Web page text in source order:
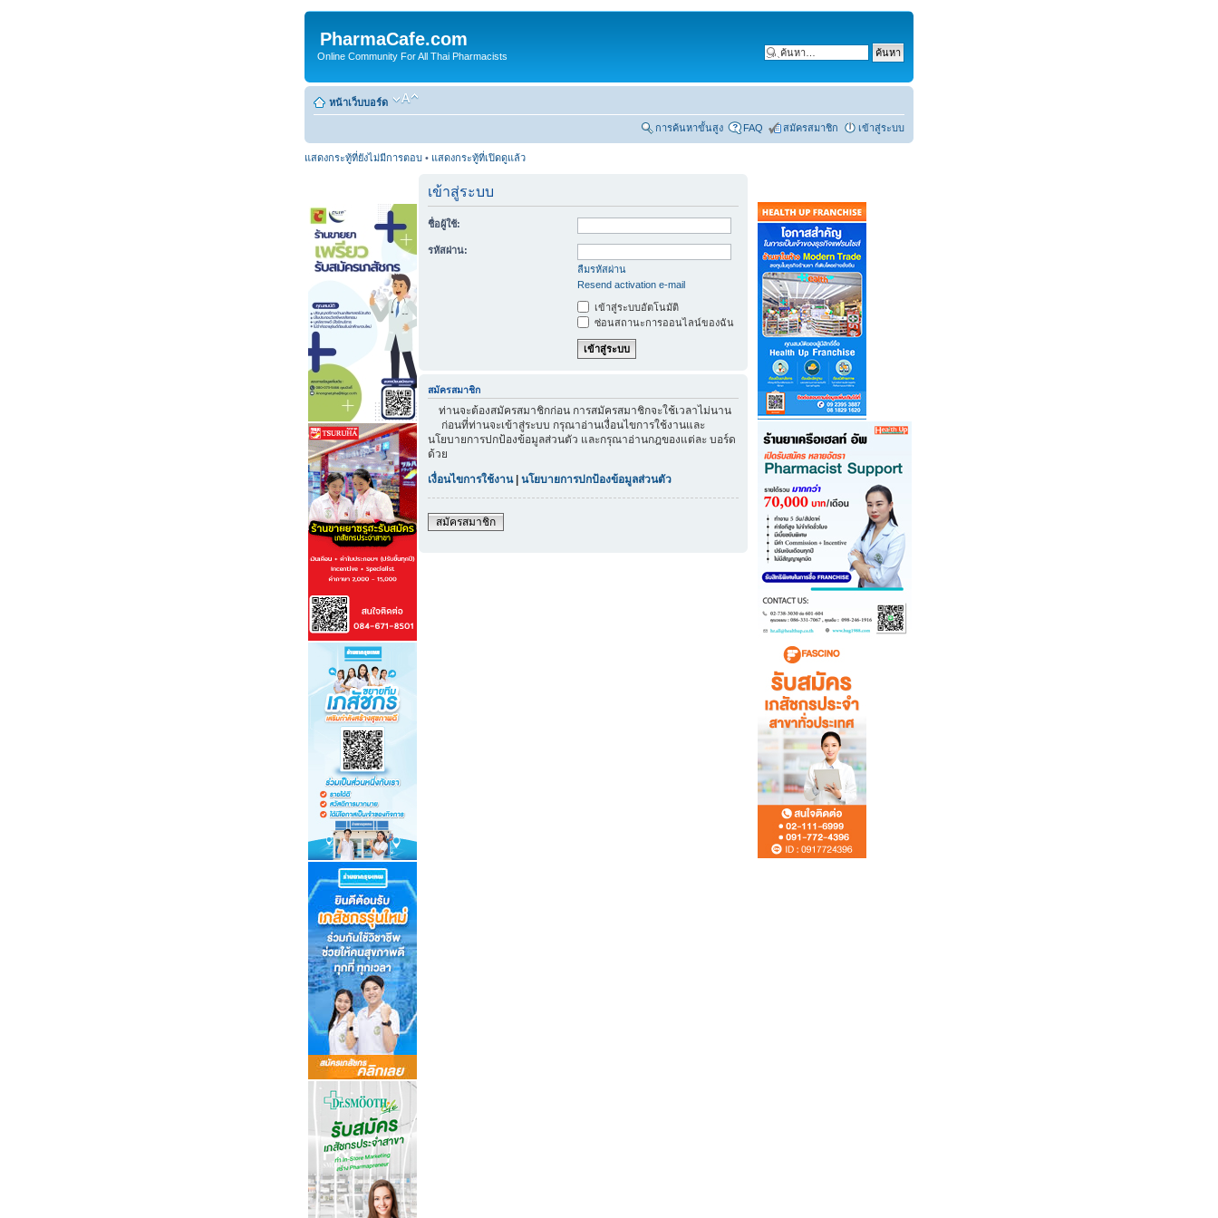
PharmaCafe.com
Online Community For All Thai Pharmacists
หน้าเว็บบอร์ด
การค้นหาขั้นสูง FAQ สมัครสมาชิก เข้าสู่ระบบ
แสดงกระทู้ที่ยังไม่มีการตอบ • แสดงกระทู้ที่เปิดดูแล้ว
เข้าสู่ระบบ
ชื่อผู้ใช้:
รหัสผ่าน:
ลืมรหัสผ่าน
Resend activation e-mail
เข้าสู่ระบบอัตโนมัติ
ซ่อนสถานะการออนไลน์ของฉัน
สมัครสมาชิก
ท่านจะต้องสมัครสมาชิกก่อน การสมัครสมาชิกจะใช้เวลาไม่นาน
ก่อนที่ท่านจะเข้าสู่ระบบ กรุณาอ่านเงื่อนไขการใช้งานและ
นโยบายการปกป้องข้อมูลส่วนตัว และกรุณาอ่านกฎของแต่ละ บอร์ด
ด้วย
เงื่อนไขการใช้งาน| นโยบายการปกป้องข้อมูลส่วนตัว
สมัครสมาชิก